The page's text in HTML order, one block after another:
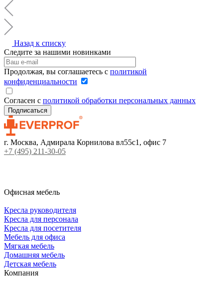
Назад к списку
Следите за нашими новинками
Продолжая, вы соглашаетесь с политикой
конфиденциальности
Согласен с политикой обработки персональных данных
г. Москва, Адмирала Корнилова вл55с1, офис 7
+7 (495) 211-30-05
Офисная мебель
Кресла руководителя
Кресла для персонала
Кресла для посетителя
Мебель для офиса
Мягкая мебель
Домашняя мебель
Детская мебель
Компания